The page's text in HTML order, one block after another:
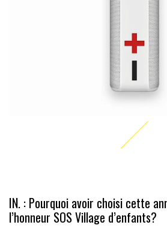
IN. : Pourquoi avoir choisi cette
l’honneur SOS Village d’enfants?